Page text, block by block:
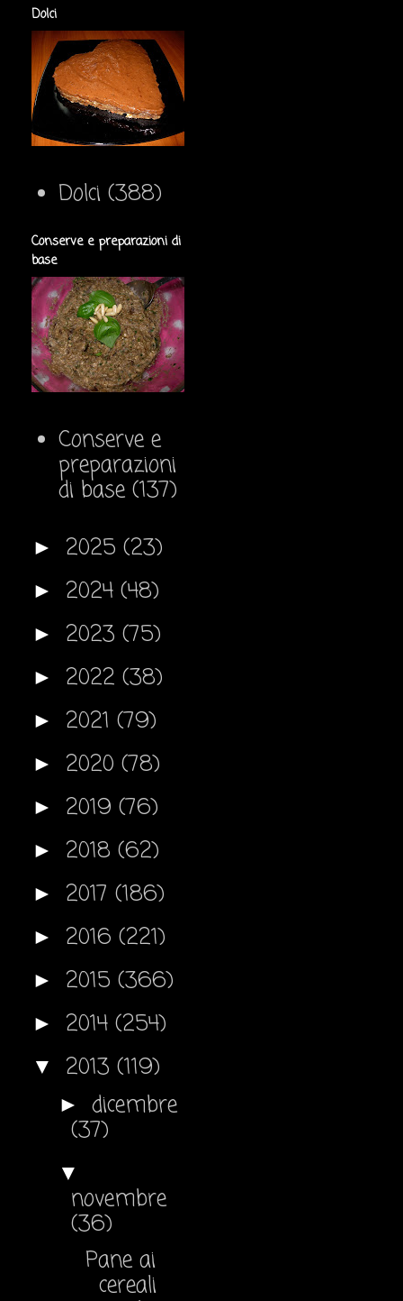
Dolci
Dolci (388)
Conserve e preparazioni di
base
Conserve e
preparazioni
di base (137)
► 2025 (23)
► 2024 (48)
► 2023 (75)
► 2022 (38)
► 2021 (79)
► 2020 (78)
► 2019 (76)
► 2018 (62)
► 2017 (186)
► 2016 (221)
► 2015 (366)
► 2014 (254)
▼ 2013 (119)
► dicembre
(37)
▼
novembre
(36)
Pane ai
cereali